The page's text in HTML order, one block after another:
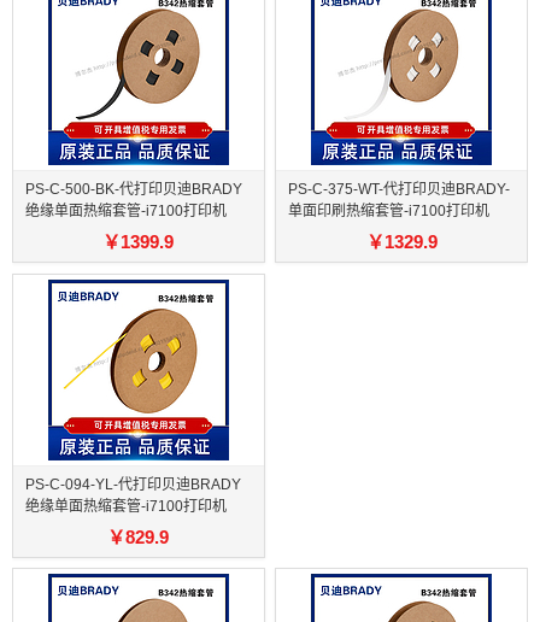
PS-C-500-BK-代打印贝迪BRADY
绝缘单面热缩套管-i7100打印机
￥1399.9
PS-C-375-WT-代打印贝迪BRADY-
单面印刷热缩套管-i7100打印机
￥1329.9
PS-C-094-YL-代打印贝迪BRADY
绝缘单面热缩套管-i7100打印机
￥829.9